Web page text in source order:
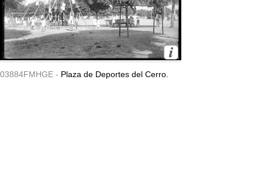
03884FMHGE - Plaza de Deportes del Cerro.